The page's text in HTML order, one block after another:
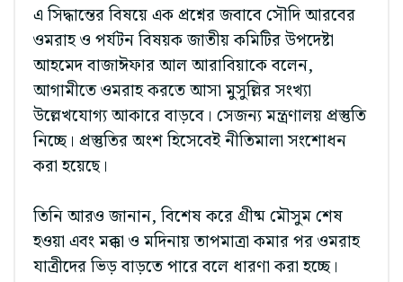
এ সিদ্ধান্তের বিষয়ে এক প্রশ্নের জবাবে সৌদি আরবের
ওমরাহ ও পর্যটন বিষয়ক জাতীয় কমিটির উপদেষ্টা
আহমেদ বাজাঈফার আল আরাবিয়াকে বলেন,
আগামীতে ওমরাহ করতে আসা মুসুল্লির সংখ্যা
উল্লেখযোগ্য আকারে বাড়বে। সেজন্য মন্ত্রণালয় প্রস্তুতি
নিচ্ছে। প্রস্তুতির অংশ হিসেবেই নীতিমালা সংশোধন
করা হয়েছে।
তিনি আরও জানান, বিশেষ করে গ্রীষ্ম মৌসুম শেষ
হওয়া এবং মক্কা ও মদিনায় তাপমাত্রা কমার পর ওমরাহ
যাত্রীদের ভিড় বাড়তে পারে বলে ধারণা করা হচ্ছে।